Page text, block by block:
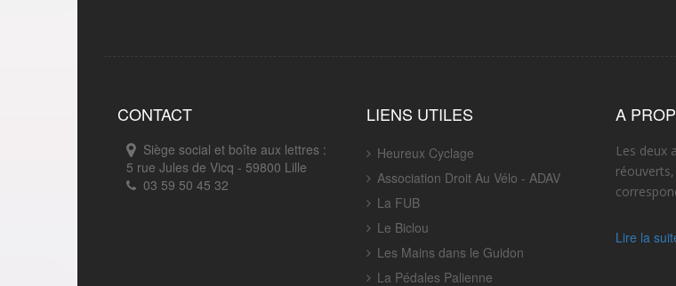
CONTACT
Siège social et boîte aux lettres :
5 rue Jules de Vicq - 59800 Lille
03 59 50 45 32
LIENS UTILES
Heureux Cyclage
Association Droit Au Vélo - ADAV
La FUB
Le Biclou
Les Mains dans le Guidon
La Pédales Palienne
A
Les deux
Lire la